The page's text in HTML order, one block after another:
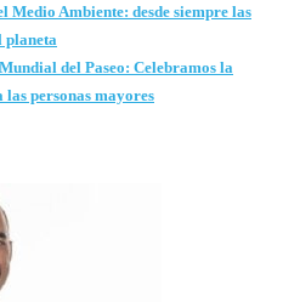
Medio Ambiente: desde siempre las
planeta
del Paseo: Celebramos la
personas mayores